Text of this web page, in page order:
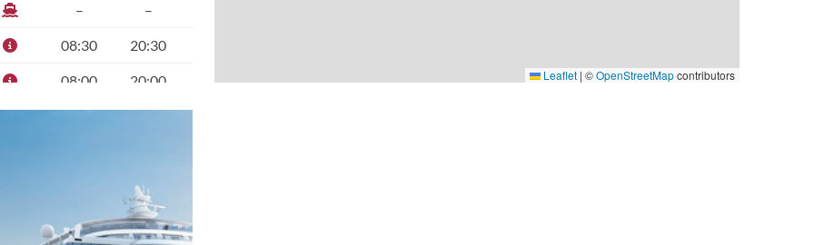
– –
08:30 20:30
08:00 20:00
10:00 19:00
06:00
08:00 –
Leaflet | ©OpenStreetMapcontributors